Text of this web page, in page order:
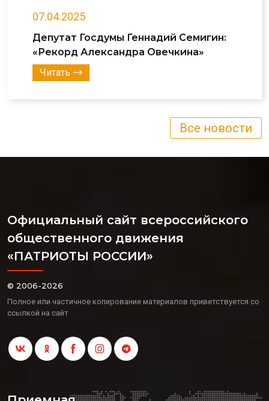
07.04.2025
Депутат Госдумы Геннадий Семигин:
«Рекорд Александра Овечкина»
Читать
Все новости
Официальный сайт всероссийского
общественного движения
«ПАТРИОТЫ РОССИИ»
© 2006-2026
Полное или частичное копирование материалов приветствуется со
ссылкой на сайт